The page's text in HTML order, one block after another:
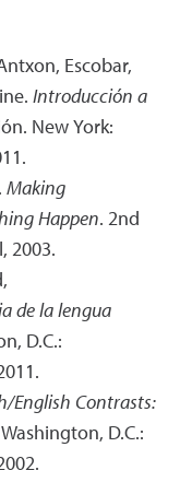
Escobar,
Introducción a
New York:
Making
Happen. 2nd
2003.
de la lengua
D.C.:
English Contrasts:
D.C.: